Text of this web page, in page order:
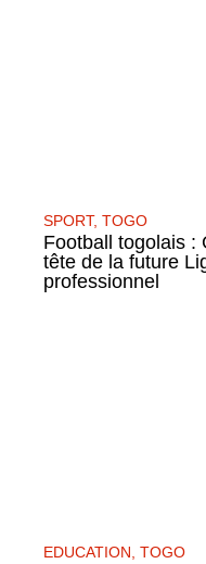
SPORT, TOGO
Football togolais :
tête de la future
professionnel
EDUCATION TOGO